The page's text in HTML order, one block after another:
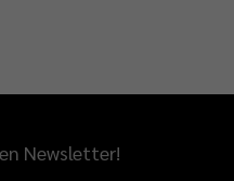
Newsletter!